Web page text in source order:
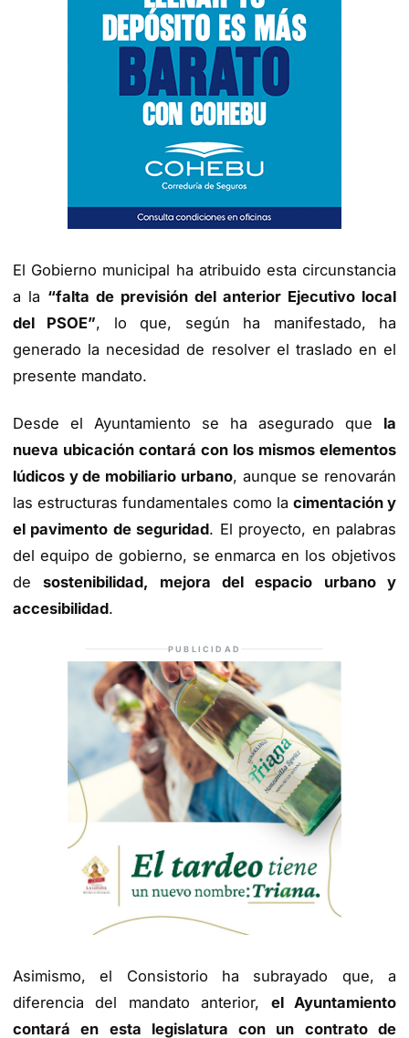
El Gobierno municipal ha atribuido esta circunstancia
a la “falta de previsión del anterior Ejecutivo local
del PSOE”, lo que, según ha manifestado, ha
generado la necesidad de resolver el traslado en el
presente mandato.
Desde el Ayuntamiento se ha asegurado que la
nueva ubicación contará con los mismos elementos
lúdicos y de mobiliario urbano, aunque se renovarán
las estructuras fundamentales como la cimentación y
el pavimento de seguridad. El proyecto, en palabras
del equipo de gobierno, se enmarca en los objetivos
desostenibilidad, mejora del espacio urbano y
accesibilidad.
PUBLICIDAD
Asimismo, el Consistorio ha subrayado que, a
diferencia del mandato anterior, el Ayuntamiento
contará en esta legislatura con un contrato de